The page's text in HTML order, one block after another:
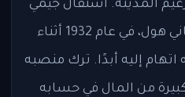
المدينة. استقال جيمي
ووكر، وهو سياسي في تاماني هول، في عام 1932 أثناء
اتهام إليه أبدًا. ترك منصبه
من المال في حسابه